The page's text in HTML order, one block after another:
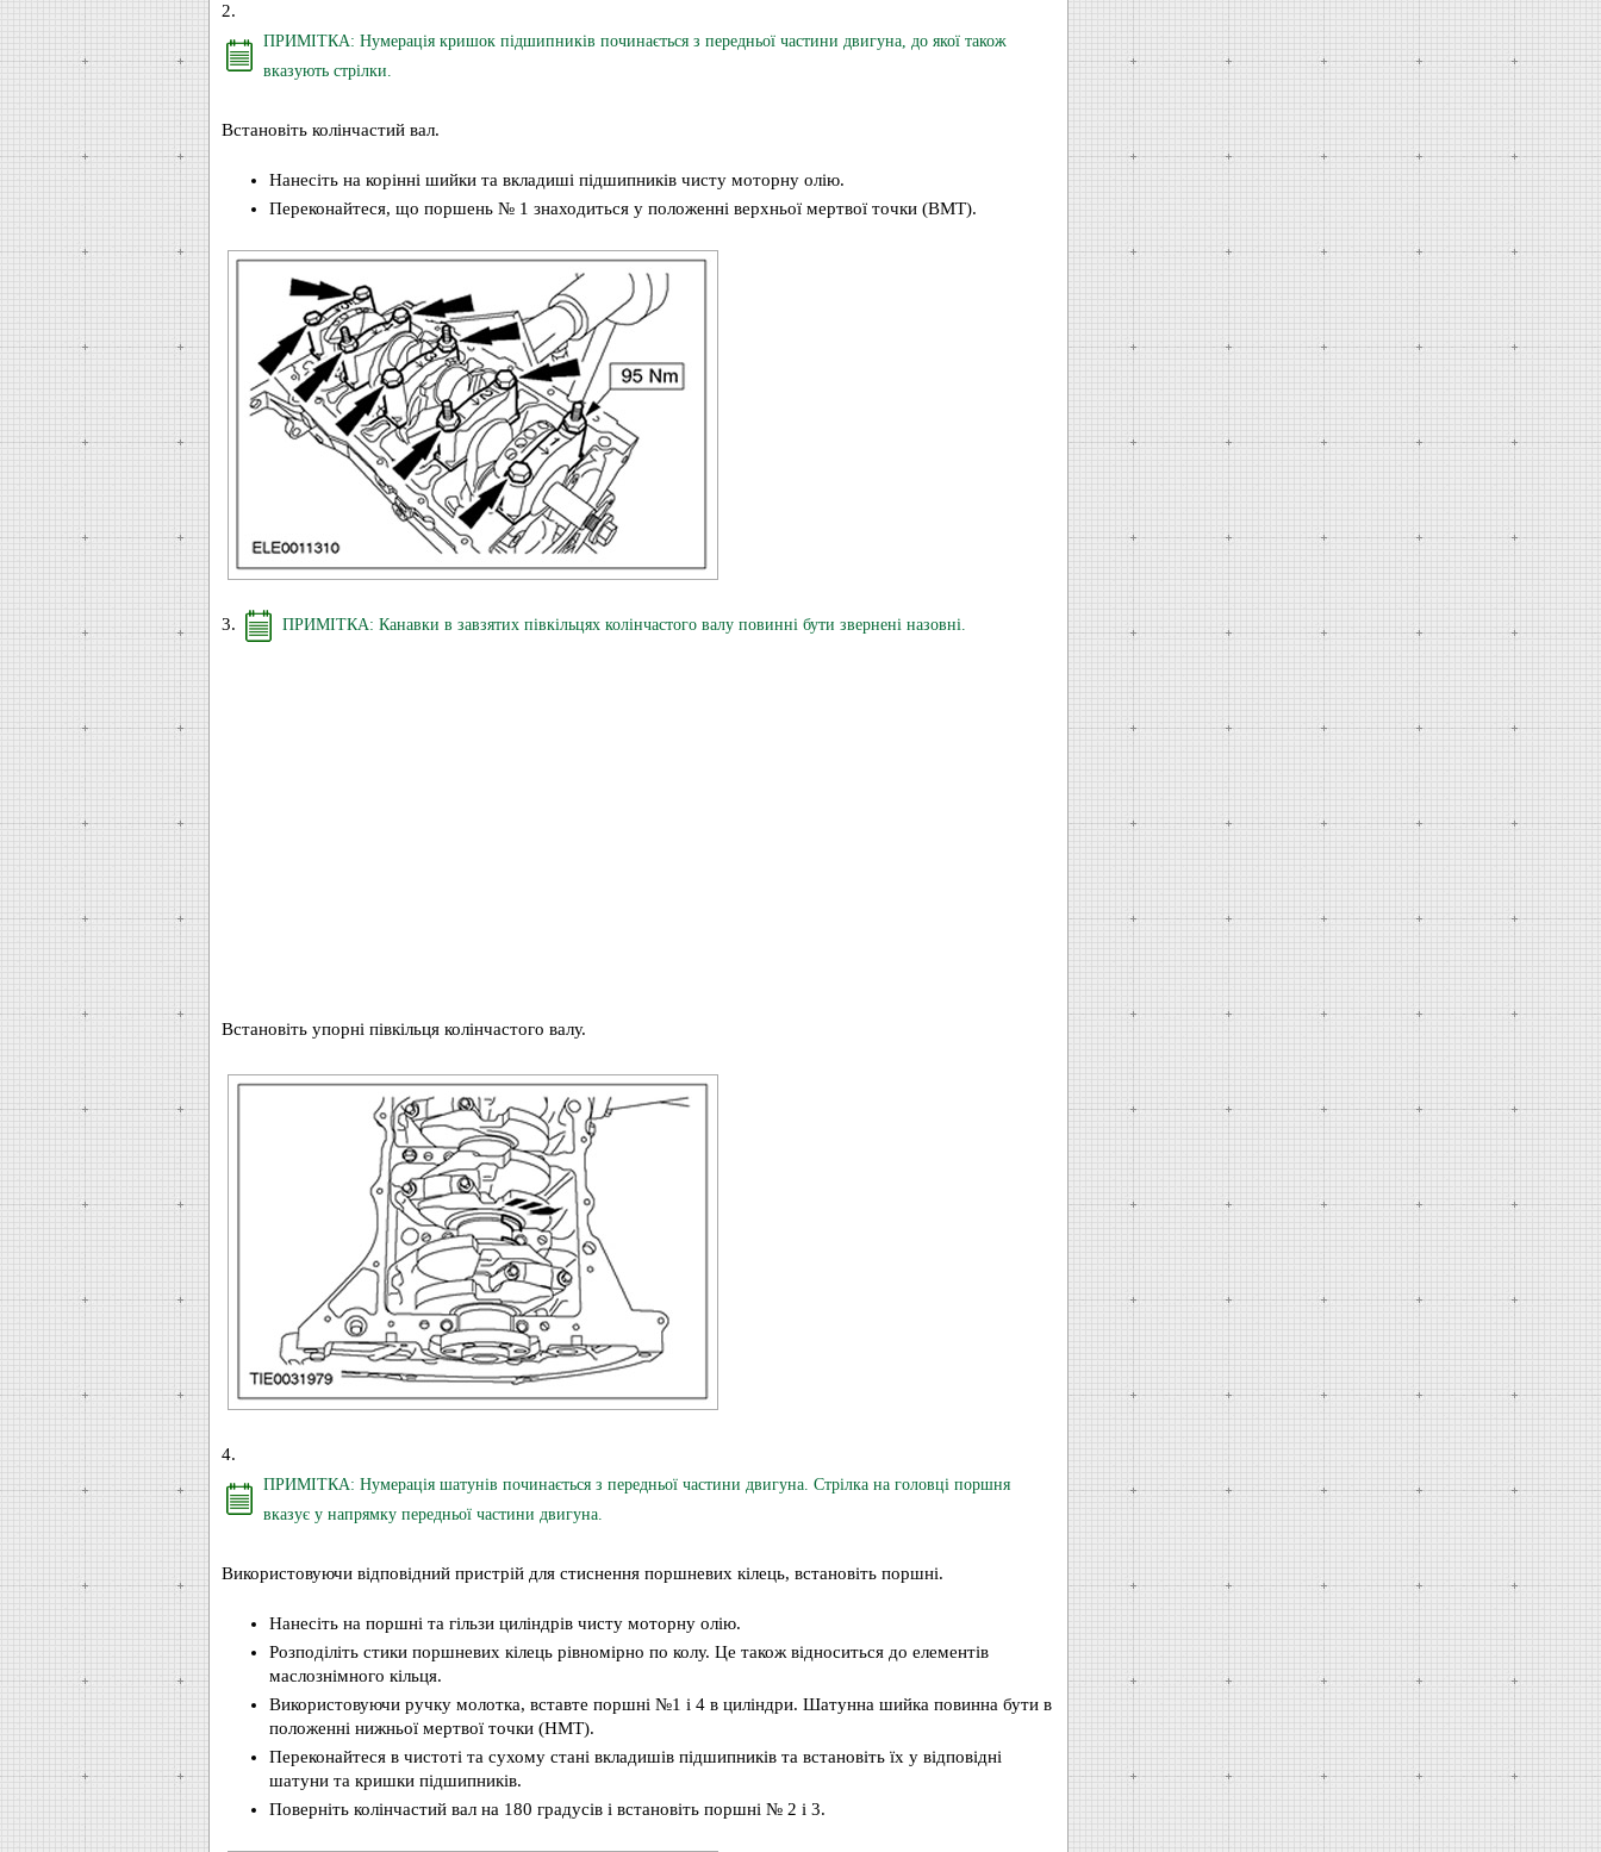
2.
ПРИМІТКА: Нумерація кришок підшипників починається з передньої частини двигуна, до якої також
вказують стрілки.
Встановіть колінчастий вал.
Нанесіть на корінні шийки та вкладиші підшипників чисту моторну олію.
Переконайтеся, що поршень № 1 знаходиться у положенні верхньої мертвої точки (ВМТ).
3. ПРИМІТКА: Канавки в завзятих півкільцях колінчастого валу повинні бути звернені назовні.
Встановіть упорні півкільця колінчастого валу.
4.
ПРИМІТКА: Нумерація шатунів починається з передньої частини двигуна. Стрілка на головці поршня
вказує у напрямку передньої частини двигуна.
Використовуючи відповідний пристрій для стиснення поршневих кілець, встановіть поршні.
Нанесіть на поршні та гільзи циліндрів чисту моторну олію.
Розподіліть стики поршневих кілець рівномірно по колу. Це також відноситься до елементів
маслознімного кільця.
Використовуючи ручку молотка, вставте поршні №1 і 4 в циліндри. Шатунна шийка повинна бути в
положенні нижньої мертвої точки (НМТ).
Переконайтеся в чистоті та сухому стані вкладишів підшипників та встановіть їх у відповідні
шатуни та кришки підшипників.
Поверніть колінчастий вал на 180 градусів і встановіть поршні № 2 і 3.